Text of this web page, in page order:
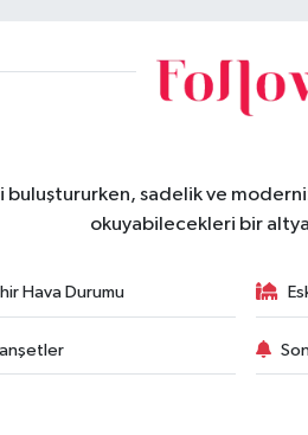
sadelik ve
okuyabilecekleri bir
Hava Durumu